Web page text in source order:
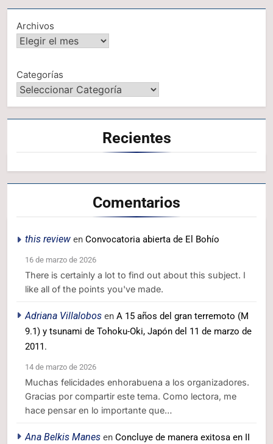
Archivos
Categorías
Recientes
Comentarios
this review en Convocatoria abierta de El Bohío
16 de marzo de 2026
There is certainly a lot to find out about this subject. I
like all of the points you've made.
Adriana Villalobos en A 15 años del gran terremoto (M
9.1) y tsunami de Tohoku-Oki, Japón del 11 de marzo de
2011.
14 de marzo de 2026
Muchas felicidades enhorabuena a los organizadores.
Gracias por compartir este tema. Como lectora, me
hace pensar en lo importante que…
Ana Belkis Manes en Concluye de manera exitosa en II